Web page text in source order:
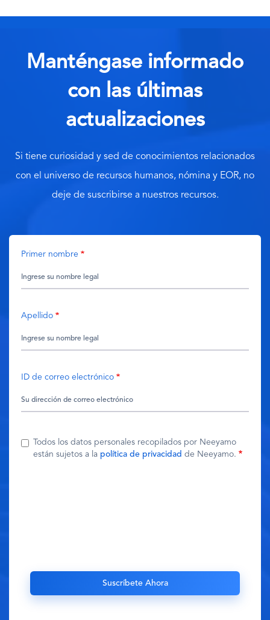
Manténgase informado
con las últimas
actualizaciones
Si tiene curiosidad y sed de conocimientos relacionados
con el universo de recursos humanos, nómina y EOR, no
deje de suscribirse a nuestros recursos.
Primer nombre
Apellido
ID de correo electrónico
Todos los datos personales recopilados por Neeyamo
están sujetos a la política de privacidad de Neeyamo.